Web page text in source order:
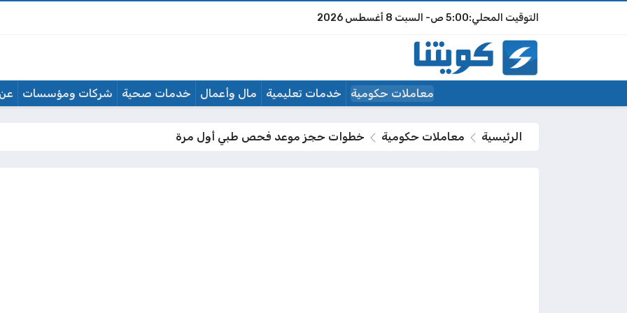
5:00 ص السبت 8 أغسطس 2026
معاملات حكومية خدمات تعليمية مال وأعمال خدمات صحية شركات ومؤسسات
الرئيسية معاملات حكومية خطوات حجز موعد فحص طبي أول مرة